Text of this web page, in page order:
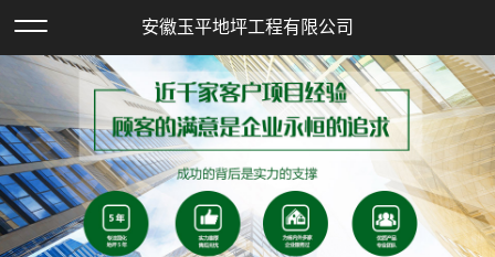
欢迎访问安徽玉平地坪工程有限公司网站！
安徽玉平地坪工程有限公司